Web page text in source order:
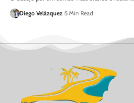
Diego Velázquez 5 Min Read